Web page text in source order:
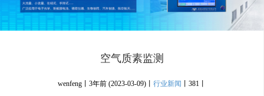
空气质素监测
wenfeng丨3年前 (2023-03-09) 丨行业新闻 丨381丨